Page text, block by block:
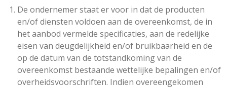
De ondernemer staat er voor in dat de producten
en/of diensten voldoen aan de overeenkomst, de in
het aanbod vermelde specificaties, aan de redelijke
eisen van deugdelijkheid en/of bruikbaarheid en de
op de datum van de totstandkoming van de
overeenkomst bestaande wettelijke bepalingen en/of
overheidsvoorschriften. Indien overeengekomen